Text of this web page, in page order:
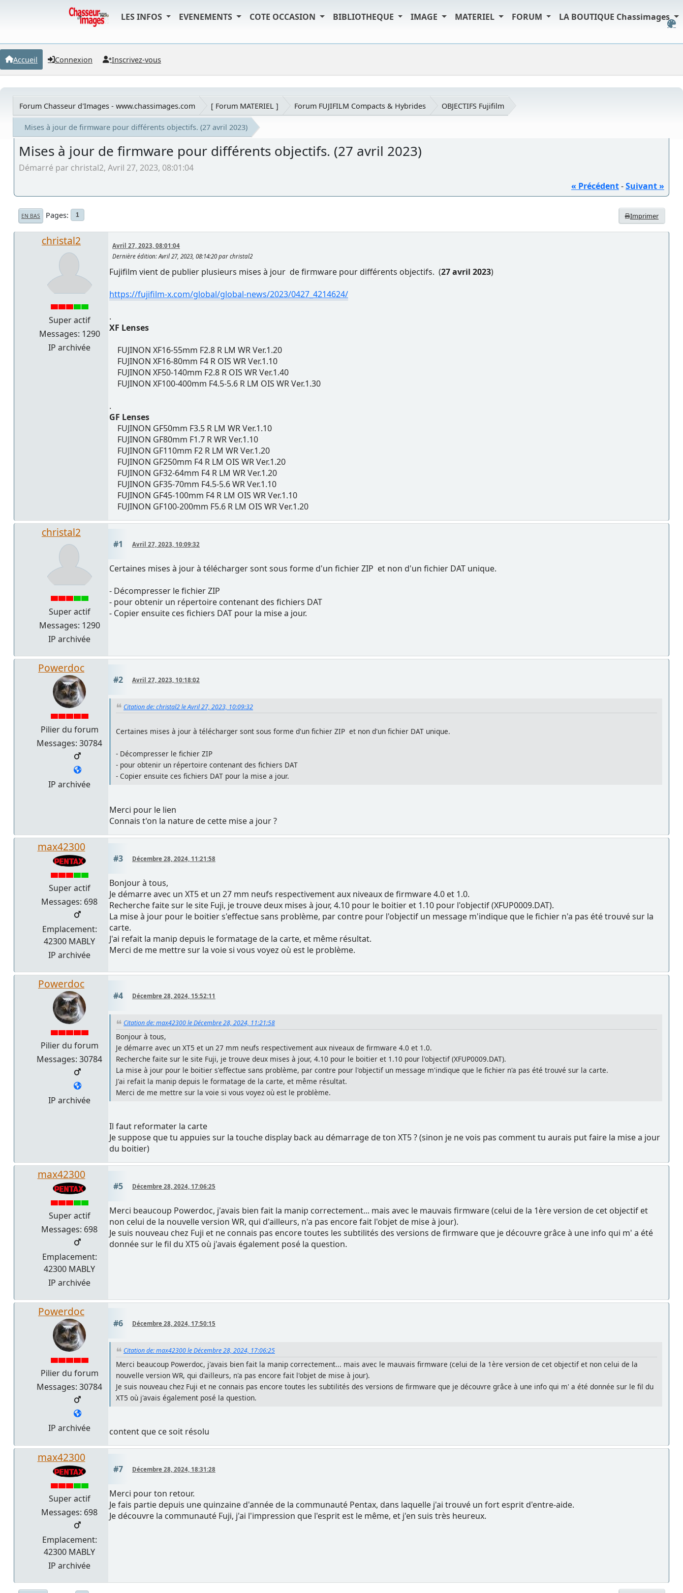
LES INFOS EVENEMENTS COTE OCCASION BIBLIOTHEQUE IMAGE MATERIEL FORUM LA BOUTIQUE Chassimages
Accueil Connexion Inscrivez-vous
Forum Chasseur d'Images - www.chassimages.com [ Forum MATERIEL ] Forum FUJIFILM Compacts & Hybrides OBJECTIFS Fujifilm
Mises à jour de firmware pour différents objectifs. (27 avril 2023)
Mises à jour de firmware pour différents objectifs. (27 avril 2023)
Démarré par christal2, Avril 27, 2023, 08:01:04
« Précédent-Suivant »
Imprimer
EN BAS Pages 1
christal2
Super actif
Messages: 1290
IP archivée
Avril 27, 2023, 08:01:04
Dernière édition: Avril 27, 2023, 08:14:20 par christal2
Fujifilm vient de publier plusieurs mises à jour de firmware pour différents objectifs. (27 avril 2023)
https://fujifilm-x.com/global/global-news/2023/0427_4214624/
.
XF Lenses
FUJINON XF16-55mm F2.8 R LM WR Ver.1.20
FUJINON XF16-80mm F4 R OIS WR Ver.1.10
FUJINON XF50-140mm F2.8 R OIS WR Ver.1.40
FUJINON XF100-400mm F4.5-5.6 R LM OIS WR Ver.1.30
.
GF Lenses
FUJINON GF50mm F3.5 R LM WR Ver.1.10
FUJINON GF80mm F1.7 R WR Ver.1.10
FUJINON GF110mm F2 R LM WR Ver.1.20
FUJINON GF250mm F4 R LM OIS WR Ver.1.20
FUJINON GF32-64mm F4 R LM WR Ver.1.20
FUJINON GF35-70mm F4.5-5.6 WR Ver.1.10
FUJINON GF45-100mm F4 R LM OIS WR Ver.1.10
FUJINON GF100-200mm F5.6 R LM OIS WR Ver.1.20
christal2
Super actif
Messages: 1290
IP archivée
#1 Avril 27, 2023, 10:09:32
Certaines mises à jour à télécharger sont sous forme d'un fichier ZIP et non d'un fichier DAT unique.
- Décompresser le fichier ZIP
- pour obtenir un répertoire contenant des fichiers DAT
- Copier ensuite ces fichiers DAT pour la mise a jour.
Powerdoc
Pilier du forum
Messages: 30784
IP archivée
#2 Avril 27, 2023, 10:18:02
Citation de: christal2 le Avril 27, 2023, 10:09:32
Certaines mises à jour à télécharger sont sous forme d'un fichier ZIP et non d'un fichier DAT unique.
- Décompresser le fichier ZIP
- pour obtenir un répertoire contenant des fichiers DAT
- Copier ensuite ces fichiers DAT pour la mise a jour.
Merci pour le lien
Connais t'on la nature de cette mise a jour ?
max42300
Super actif
Messages: 698
Emplacement:
42300 MABLY
IP archivée
#3 Décembre 28, 2024, 11:21:58
Bonjour à tous,
Je démarre avec un XT5 et un 27 mm neufs respectivement aux niveaux de firmware 4.0 et 1.0.
Recherche faite sur le site Fuji, je trouve deux mises à jour, 4.10 pour le boitier et 1.10 pour l'objectif (XFUP0009.DAT).
La mise à jour pour le boitier s'effectue sans problème, par contre pour l'objectif un message m'indique que le fichier n'a pas été trouvé sur la
carte.
J'ai refait la manip depuis le formatage de la carte, et même résultat.
Merci de me mettre sur la voie si vous voyez où est le problème.
Powerdoc
Pilier du forum
Messages: 30784
IP archivée
#4 Décembre 28, 2024, 15:52:11
Citation de: max42300 le Décembre 28, 2024, 11:21:58
Bonjour à tous,
Je démarre avec un XT5 et un 27 mm neufs respectivement aux niveaux de firmware 4.0 et 1.0.
Recherche faite sur le site Fuji, je trouve deux mises à jour, 4.10 pour le boitier et 1.10 pour l'objectif (XFUP0009.DAT).
La mise à jour pour le boitier s'effectue sans problème, par contre pour l'objectif un message m'indique que le fichier n'a pas été trouvé sur la carte.
J'ai refait la manip depuis le formatage de la carte, et même résultat.
Merci de me mettre sur la voie si vous voyez où est le problème.
Il faut reformater la carte
Je suppose que tu appuies sur la touche display back au démarrage de ton XT5 ? (sinon je ne vois pas comment tu aurais put faire la mise a jour
du boitier)
max42300
Super actif
Messages: 698
Emplacement:
42300 MABLY
IP archivée
#5 Décembre 28, 2024, 17:06:25
Merci beaucoup Powerdoc, j'avais bien fait la manip correctement... mais avec le mauvais firmware (celui de la 1ère version de cet objectif et
non celui de la nouvelle version WR, qui d'ailleurs, n'a pas encore fait l'objet de mise à jour).
Je suis nouveau chez Fuji et ne connais pas encore toutes les subtilités des versions de firmware que je découvre grâce à une info qui m' a été
donnée sur le fil du XT5 où j'avais également posé la question.
Powerdoc
Pilier du forum
Messages: 30784
IP archivée
#6 Décembre 28, 2024, 17:50:15
Citation de: max42300 le Décembre 28, 2024, 17:06:25
Merci beaucoup Powerdoc, j'avais bien fait la manip correctement... mais avec le mauvais firmware (celui de la 1ère version de cet objectif et non celui de la
nouvelle version WR, qui d'ailleurs, n'a pas encore fait l'objet de mise à jour).
Je suis nouveau chez Fuji et ne connais pas encore toutes les subtilités des versions de firmware que je découvre grâce à une info qui m' a été donnée sur le fil du
XT5 où j'avais également posé la question.
content que ce soit résolu
max42300
Super actif
Messages: 698
Emplacement:
42300 MABLY
IP archivée
#7 Décembre 28, 2024, 18:31:28
Merci pour ton retour.
Je fais partie depuis une quinzaine d'année de la communauté Pentax, dans laquelle j'ai trouvé un fort esprit d'entre-aide.
Je découvre la communauté Fuji, j'ai l'impression que l'esprit est le même, et j'en suis très heureux.